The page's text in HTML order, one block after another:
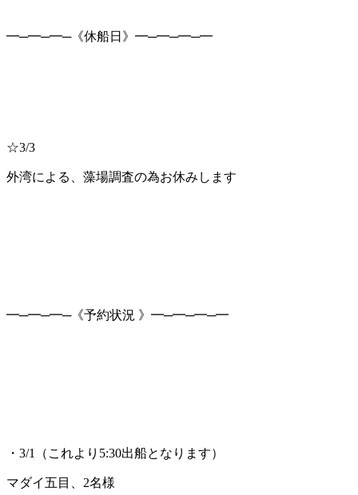
━─━─━─《休船日》━─━─━─━
☆3/3
外湾による、藻場調査の為お休みします
━─━─━─《予約状況 》━─━─━─━
・3/1（これより5:30出船となります）
マダイ五目、2名様